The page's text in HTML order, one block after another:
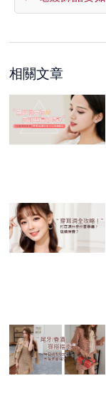
相關文章